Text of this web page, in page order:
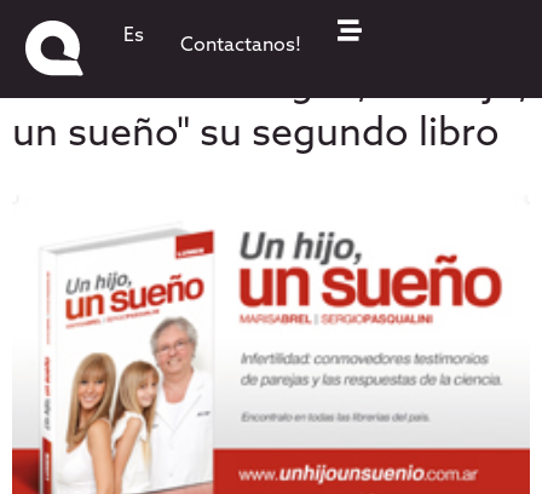
Es Contactanos!
Marisa Brel presentó,
rodeada de amigos, "Un hijo,
un sueño" su segundo libro